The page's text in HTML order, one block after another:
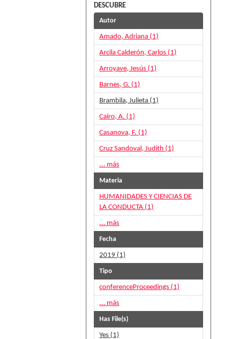
DESCUBRE
Autor
Amado, Adriana (1)
Arcila Calderón, Carlos (1)
Arroyave, Jesús (1)
Barnes, G. (1)
Brambila, Julieta (1)
Cairo, A. (1)
Casanova, F. (1)
Cruz Sandoval, Judith (1)
... más
Materia
HUMANIDADES Y CIENCIAS DE
LA CONDUCTA (1)
... más
Fecha
2019 (1)
Tipo
conferenceProceedings (1)
... más
Has File(s)
Yes (1)